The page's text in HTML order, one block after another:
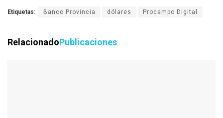
Etiquetas: Banco Provincia dólares Procampo Digital
RelacionadoPublicaciones